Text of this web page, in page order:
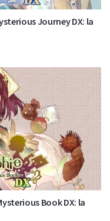
Journey DX: la
Book DX: la